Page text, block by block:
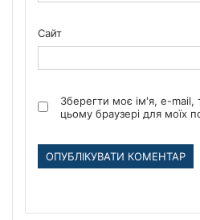
Сайт
Зберегти моє ім'я, e-mail,
цьому браузері для моїх